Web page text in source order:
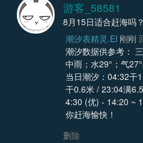
游客_58581
8月15日适合赶海吗
潮汐表精灵.EI 刚刚
潮汐数据供参考：
中雨；水29°；气
当日潮汐：04:32干
干0.6米 / 23:04满
4:30 (优) - 14:20 ~
你赶海愉快！
删除